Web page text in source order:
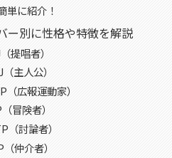
単に紹介！
ー別に性格や特徴を解説
提唱者）
主人公）
広報運動家）
冒険者）
討論者）
仲介者）